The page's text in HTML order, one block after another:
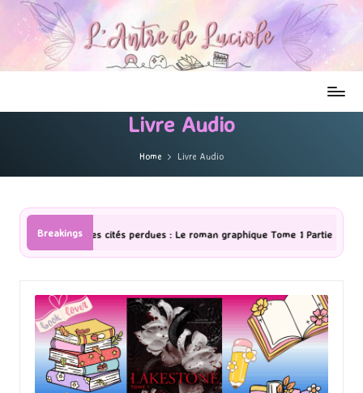
Livre Audio
Home Livre Audio
Breakings
roman graphique Tome 1 Partie 2 [Série TV] The Madison : J’ai